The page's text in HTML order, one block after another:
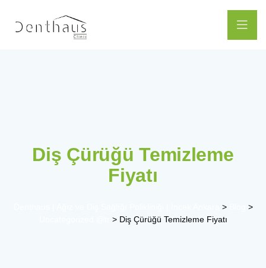
Diş Çürüğü Temizleme
Fiyatı
>
>
> Diş Çürüğü Temizleme Fiyatı